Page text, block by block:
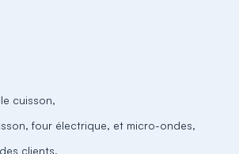
cuisson,
four électrique, et micro-ondes,
clients,